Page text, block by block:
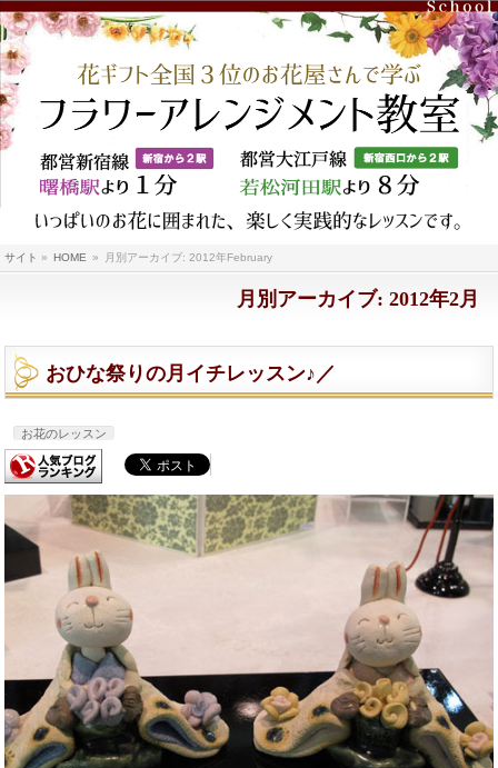
サイト » HOME » 月別アーカイブ: 2012年February
月別アーカイブ: 2012年2月
おひな祭りの月イチレッスン♪／
お花のレッスン